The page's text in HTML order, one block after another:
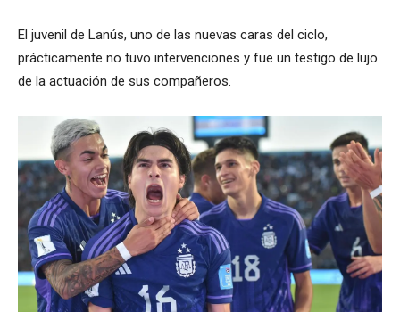
El juvenil de Lanús, uno de las nuevas caras del ciclo,
prácticamente no tuvo intervenciones y fue un testigo de lujo
de la actuación de sus compañeros.